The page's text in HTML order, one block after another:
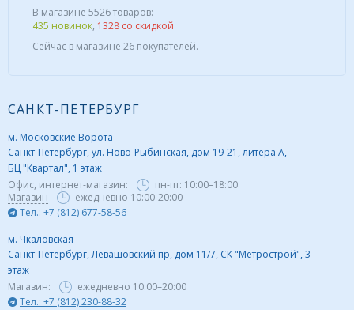
В магазине 5526 товаров:
435 новинок, 1328 со скидкой
Сейчас в магазине 26 покупателей.
САНКТ-ПЕТЕРБУРГ
м. Московские Ворота
Санкт-Петербург, ул. Ново-Рыбинская, дом 19-21, литера А,
БЦ "Квартал", 1 этаж
Офис, интернет-магазин:
пн-пт: 10:00–18:00
Магазин
ежедневно 10:00-20:00
Тел.: +7 (812) 677-58-56
м. Чкаловская
Санкт-Петербург, Левашовский пр, дом 11/7, СК "Метрострой", 3
этаж
Магазин:
ежедневно 10:00–20:00
Тел.: +7 (812) 230-88-32